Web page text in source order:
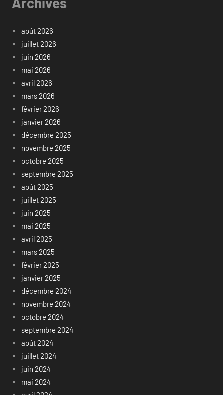
août 2026
juillet 2026
juin 2026
mai 2026
avril 2026
mars 2026
février 2026
janvier 2026
décembre 2025
novembre 2025
octobre 2025
septembre 2025
août 2025
juillet 2025
juin 2025
mai 2025
avril 2025
mars 2025
février 2025
janvier 2025
décembre 2024
novembre 2024
octobre 2024
septembre 2024
août 2024
juillet 2024
juin 2024
mai 2024